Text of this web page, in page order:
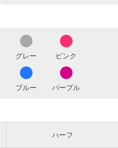
グレー ピンク
ブルー パープル
ハーフ